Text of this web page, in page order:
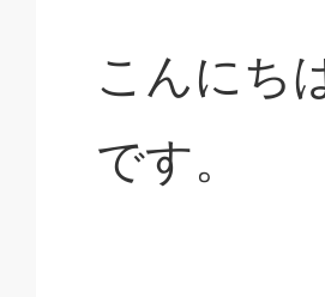
こんにち
です。